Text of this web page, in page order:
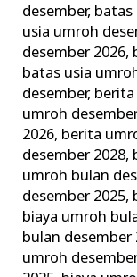
desember, batas
usia umroh
desember 2026,
batas usia
desember, berita
umroh
2026, berita
desember 2028,
umroh bulan
desember 2025,
biaya umroh
bulan desember
umroh